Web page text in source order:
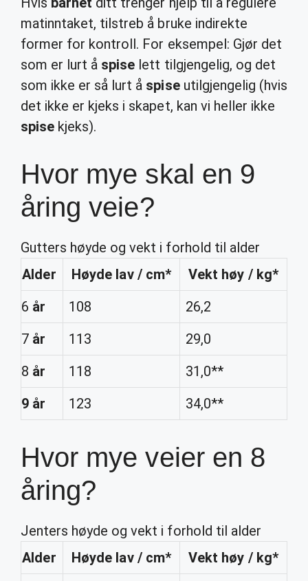
matinntaket, tilstreb å bruke indirekte
former for kontroll. For eksempel: Gjør det
som er lurt å spise lett tilgjengelig, og det
som ikke er så lurt å spiseutilgjengelig (hvis
det ikke er kjeks i skapet, kan vi heller ikke
spise kjeks).
Hvor mye skal en 9
åring veie?
Gutters høyde og vekt i forhold til alder
Alder
Høyde lav / cm*
Vekt høy / kg*
6 år 108
26,2
7 år 113
29,0
8 år 118
31,0**
9 år
123 34,0**
Hvor mye veier en 8
åring?
Jenters høyde og vekt i forhold til alder
Alder
Høyde lav / cm*
Vekt høy / kg*